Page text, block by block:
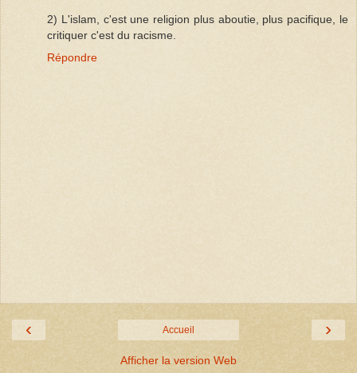
2) L'islam, c'est une religion plus aboutie, plus pacifique, le
critiquer c'est du racisme.
Répondre
‹ ›
Accueil
Afficher la version Web